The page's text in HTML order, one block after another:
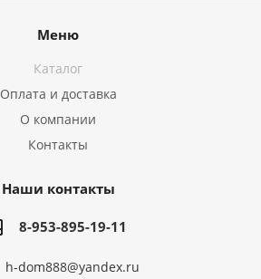
Меню
Каталог
Оплата и доставка
О компании
Контакты
Наши контакты
8-953-895-19-11
h-dom888@yandex.ru